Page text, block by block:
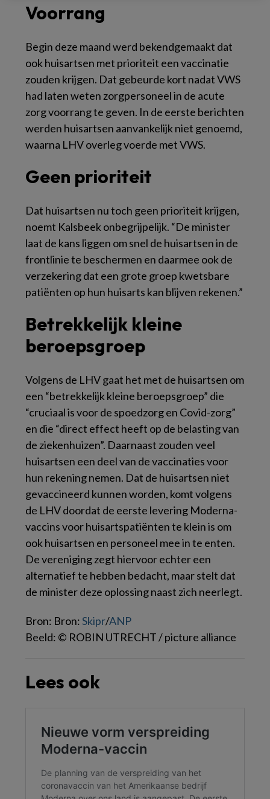
Voorrang
Begin deze maand werd bekendgemaakt dat
ook huisartsen met prioriteit een vaccinatie
zouden krijgen. Dat gebeurde kort nadat VWS
had laten weten zorgpersoneel in de acute
zorg voorrang te geven. In de eerste berichten
werden huisartsen aanvankelijk niet genoemd,
waarna LHV overleg voerde met VWS.
Geen prioriteit
Dat huisartsen nu toch geen prioriteit krijgen,
noemt Kalsbeek onbegrijpelijk. “De minister
laat de kans liggen om snel de huisartsen in de
frontlinie te beschermen en daarmee ook de
verzekering dat een grote groep kwetsbare
patiënten op hun huisarts kan blijven rekenen.”
Betrekkelijk kleine
beroepsgroep
Volgens de LHV gaat het met de huisartsen om
een “betrekkelijk kleine beroepsgroep” die
“cruciaal is voor de spoedzorg en Covid-zorg”
en die “direct effect heeft op de belasting van
de ziekenhuizen”. Daarnaast zouden veel
huisartsen een deel van de vaccinaties voor
hun rekening nemen. Dat de huisartsen niet
gevaccineerd kunnen worden, komt volgens
de LHV doordat de eerste levering Moderna-
vaccins voor huisartspatiënten te klein is om
ook huisartsen en personeel mee in te enten.
De vereniging zegt hiervoor echter een
alternatief te hebben bedacht, maar stelt dat
de minister deze oplossing naast zich neerlegt.
Bron: Bron:Skipr/ANP
Beeld: © ROBIN UTRECHT / picture alliance
Lees ook